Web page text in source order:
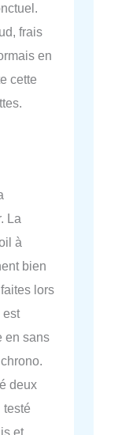
frais
en
cette
La
à
bien
lors
est
en sans
deux
et